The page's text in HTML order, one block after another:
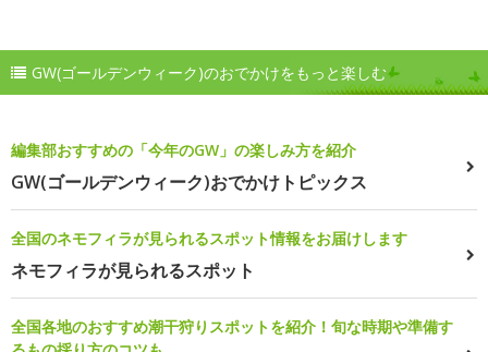
GW(ゴールデンウィーク)のおでかけをもっと楽しむ
編集部おすすめの「今年のGW」の楽しみ方を紹介
GW(ゴールデンウィーク)おでかけトピックス
全国のネモフィラが見られるスポット情報をお届けします
ネモフィラが見られるスポット
全国各地のおすすめ潮干狩りスポットを紹介！旬な時期や準備す